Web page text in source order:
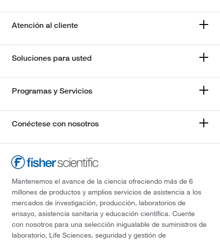
Atención al cliente
Soluciones para usted
Programas y Servicios
Conéctese con nosotros
Mantenemos el avance de la ciencia ofreciendo más de 6
millones de productos y amplios servicios de asistencia a los
mercados de investigación, producción, laboratorios de
ensayo, asistencia sanitaria y educación científica. Cuente
con nosotros para una selección inigualable de suministros de
laboratorio, Life Sciences, seguridad y gestión de